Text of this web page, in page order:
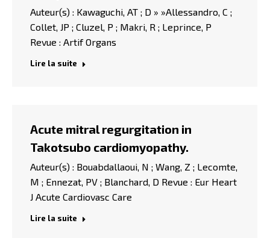
Auteur(s) : Kawaguchi, AT ; D » »Allessandro, C ;
Collet, JP ; Cluzel, P ; Makri, R ; Leprince, P
Revue : Artif Organs
Lire la suite
Acute mitral regurgitation in
Takotsubo cardiomyopathy.
Auteur(s) : Bouabdallaoui, N ; Wang, Z ; Lecomte,
M ; Ennezat, PV ; Blanchard, D Revue : Eur Heart
J Acute Cardiovasc Care
Lire la suite